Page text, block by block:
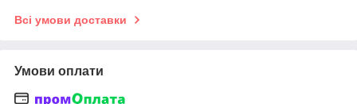
Всі умови доставки
Умови оплати